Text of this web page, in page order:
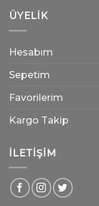
ÜYELIK
Hesabım
Sepetim
Favorilerim
Kargo Takip
İLETIŞIM